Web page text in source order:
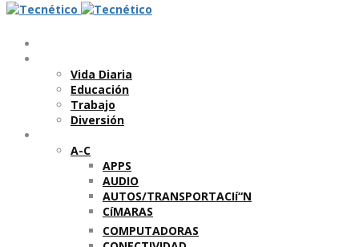
Vida Diaria
Educación
Trabajo
Diversión
A-C
APPS
AUDIO
AUTOS/TRANSPORTACIí“N
CíMARAS
COMPUTADORAS